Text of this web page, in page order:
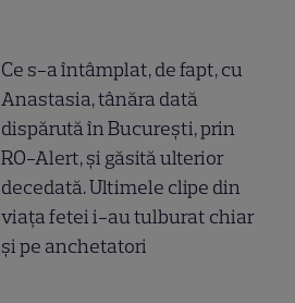
Ce s-a întâmplat, de fapt, cu
Anastasia, tânăra dată
dispărută în București, prin
RO-Alert, și găsită ulterior
decedată. Ultimele clipe din
viața fetei i-au tulburat chiar
și pe anchetatori